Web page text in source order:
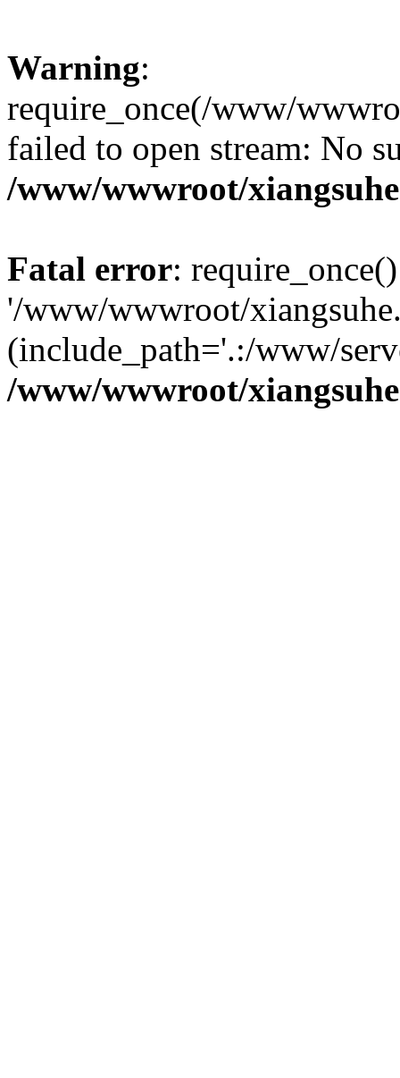
Warning:
require_once(/www/
failed to open stream: No
/www/wwwroot/
Fatal error:
'/www/wwwroot/
(include_path='.:/www/
/www/wwwroot/